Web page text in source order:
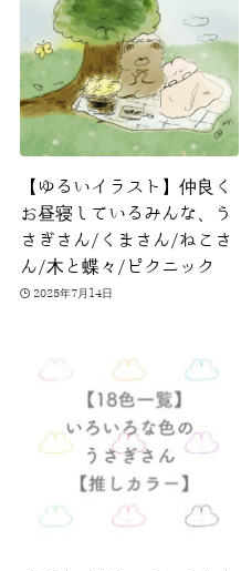
【ゆるいイラスト】仲良く
お昼寝しているみんな、う
さぎさん/くまさん/ねこさ
ん/木と蝶々/ピクニック
2025年7月14日